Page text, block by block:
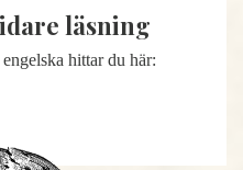
läsning
hittar du här: